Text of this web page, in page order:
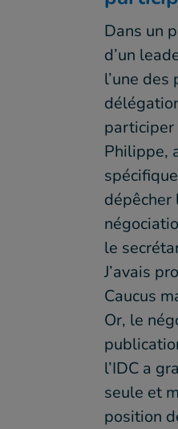
Dans un
d’un
l’une
participer
Philippe,
dépêcher
le
J’avais
Caucus
Or, le
l’IDC a
seule et
position